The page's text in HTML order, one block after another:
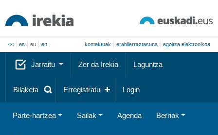
<< es eu en kontaktuak erabilerraztasuna egoitza elektronikoa
Jarraitu Zer da Irekia Laguntza
Bilaketa Erregistratu Login
Parte-hartzea Sailak Agenda Berriak